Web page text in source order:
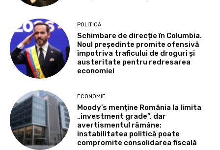
POLITICĂ
Schimbare de direcție în Columbia.
Noul președinte promite ofensivă
împotriva traficului de droguri și
austeritate pentru redresarea
economiei
ECONOMIE
Moody’s menține România la limita
„investment grade”, dar
avertismentul rămâne:
instabilitatea politică poate
compromite consolidarea fiscală